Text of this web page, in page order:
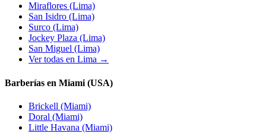
Miraflores (Lima)
San Isidro (Lima)
Surco (Lima)
Jockey Plaza (Lima)
San Miguel (Lima)
Ver todas en Lima →
Barberías en Miami (USA)
Brickell (Miami)
Doral (Miami)
Little Havana (Miami)